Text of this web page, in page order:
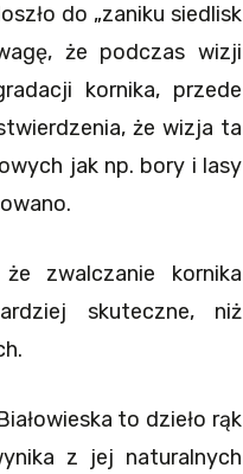
do „zaniku siedlisk
że podczas wizji
kornika, przede
że wizja ta
jak np. bory i lasy
zwalczanie kornika
skuteczne, niż
to dzieło rąk
z jej naturalnych